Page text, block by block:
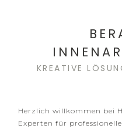
KREATIVE
Herzlich willkommen bei
Experten für